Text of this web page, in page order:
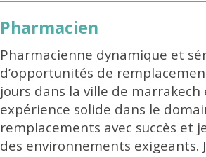
Pharmacien
Pharmacienne dynamique et
d’opportunités de
jours dans la ville de marrakech
expérience solide dans le
remplacements avec succès et
des environnements exigeants.